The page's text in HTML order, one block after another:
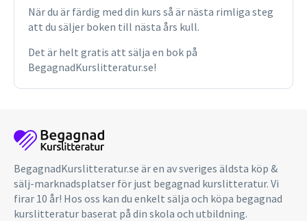
När du är färdig med din kurs så är nästa rimliga steg
att du säljer boken till nästa års kull.
Det är helt gratis att sälja en bok på
BegagnadKurslitteratur.se!
BegagnadKurslitteratur.se är en av sveriges äldsta köp &
sälj-marknadsplatser för just begagnad kurslitteratur. Vi
firar 10 år! Hos oss kan du enkelt sälja och köpa begagnad
kurslitteratur baserat på din skola och utbildning.